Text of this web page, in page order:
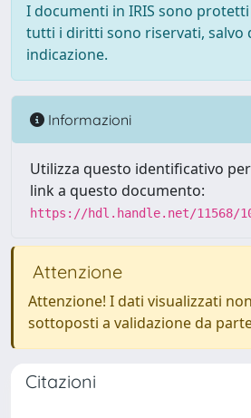
I documenti in IRIS sono
tutti i diritti sono riservati, salvo
indicazione.
Informazioni
Utilizza questo identificativo
link a questo documento:
https://hdl.handle.net/11568/
Attenzione
Attenzione! I dati visualizzati
sottoposti a validazione da
Citazioni